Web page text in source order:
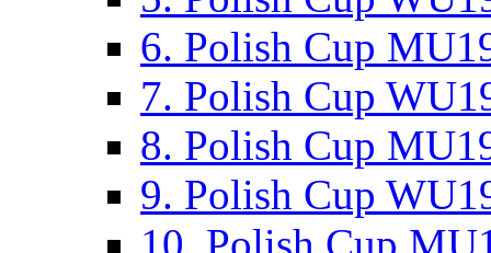
6. Polish Cup
7. Polish Cup
8. Polish Cup
9. Polish Cup
10. Polish Cup